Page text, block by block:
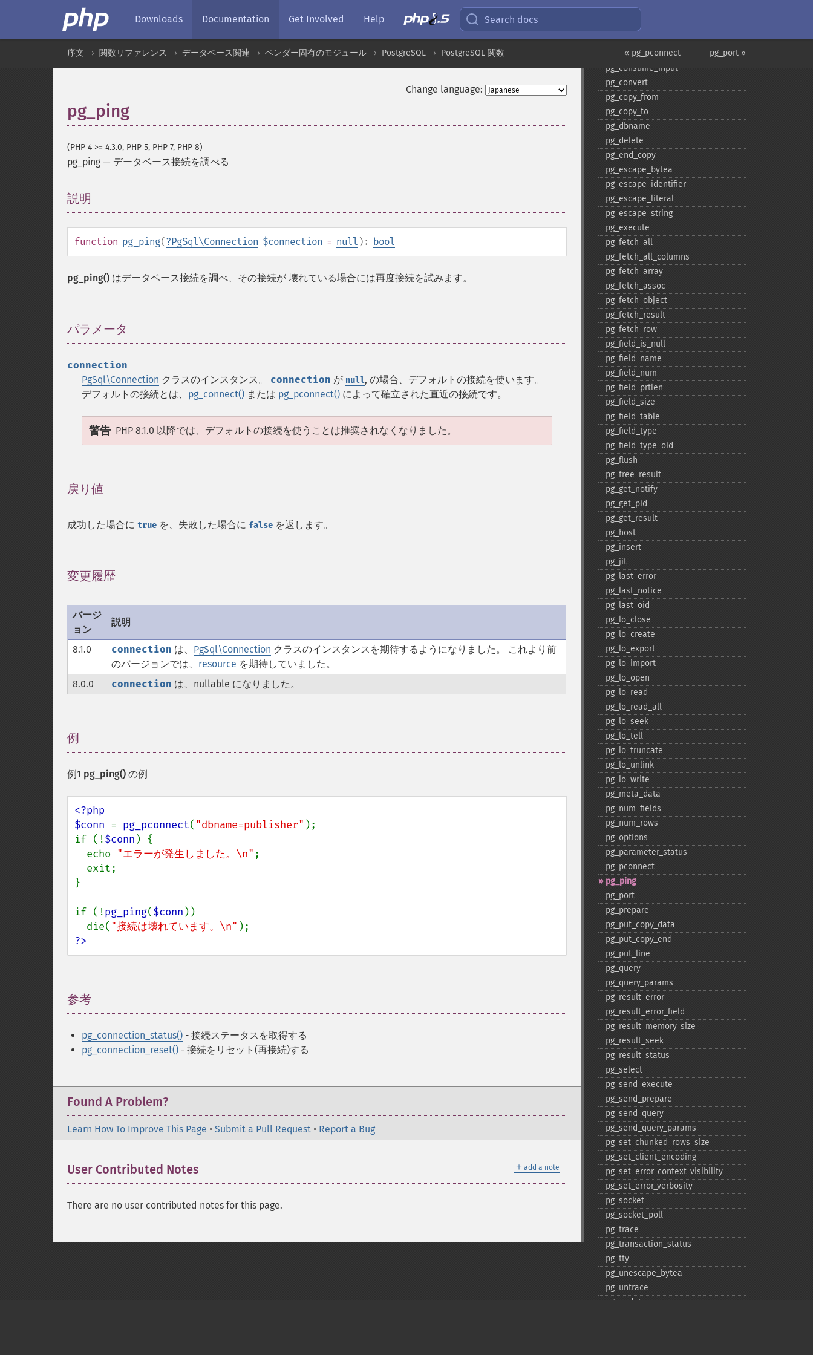
Downloads Documentation Get Involved Help Search docs
pg_port »
« pg_pconnect
序文 関数リファレンス データベース関連 ベンダー固有のモジュール PostgreSQL PostgreSQL 関数
Change language:
pg_ping
(PHP 4 >= 4.3.0, PHP 5, PHP 7, PHP 8)
pg_ping — データベース接続を調べる
説明
function pg_ping(?PgSql\Connection $connection = null ): bool
pg_ping() はデータベース接続を調べ、その接続が 壊れている場合には再度接続を試みます。
パラメータ
connection
PgSql\Connection クラスのインスタンス。 connection が null, の場合、デフォルトの接続を使います。
デフォルトの接続とは、 pg_connect() または pg_pconnect() によって確立された直近の接続です。
警告 PHP 8.1.0 以降では、デフォルトの接続を使うことは推奨されなくなりました。
戻り値
成功した場合に true を、失敗した場合に false を返します。
変更履歴
バージ
ョン
説明
8.1.0 connection は、 PgSql\Connection クラスのインスタンスを期待するようになりました。 これより前
のバージョンでは、 resource を期待していました。
8.0.0
connection は、nullable になりました。
例
例1 pg_ping() の例
<?php
$conn = pg_pconnect( "dbname=publisher" );
if (!$conn ) {
  echo
"エラーが発生しました。\n" ;
}
if (!pg_ping($conn ))
  die(
"接続は壊れています。\n"
?>
参考
pg_connection_status() - 接続ステータスを取得する
pg_connection_reset() - 接続をリセット(再接続)する
Found A Problem?
Learn How To Improve This Page • Submit a Pull Request • Report a Bug
＋ add a note
User Contributed Notes
There are no user contributed notes for this page.
pg_​connect_​poll
pg_​connection_​reset
pg_​connection_​status
pg_​consume_​input
pg_​convert
pg_​copy_​from
pg_​copy_​to
pg_​dbname
pg_​delete
pg_​end_​copy
pg_​escape_​bytea
pg_​escape_​identifier
pg_​escape_​literal
pg_​escape_​string
pg_​execute
pg_​fetch_​all
pg_​fetch_​all_​columns
pg_​fetch_​array
pg_​fetch_​assoc
pg_​fetch_​object
pg_​fetch_​result
pg_​fetch_​row
pg_​field_​is_​null
pg_​field_​name
pg_​field_​num
pg_​field_​prtlen
pg_​field_​size
pg_​field_​table
pg_​field_​type
pg_​field_​type_​oid
pg_​flush
pg_​free_​result
pg_​get_​notify
pg_​get_​pid
pg_​get_​result
pg_​host
pg_​insert
pg_​jit
pg_​last_​error
pg_​last_​notice
pg_​last_​oid
pg_​lo_​close
pg_​lo_​create
pg_​lo_​export
pg_​lo_​import
pg_​lo_​open
pg_​lo_​read
pg_​lo_​read_​all
pg_​lo_​seek
pg_​lo_​tell
pg_​lo_​truncate
pg_​lo_​unlink
pg_​lo_​write
pg_​meta_​data
pg_​num_​fields
pg_​num_​rows
pg_​options
pg_​parameter_​status
pg_​pconnect
pg_​ping
pg_​port
pg_​prepare
pg_​put_​copy_​data
pg_​put_​copy_​end
pg_​put_​line
pg_​query
pg_​query_​params
pg_​result_​error
pg_​result_​error_​field
pg_​result_​memory_​size
pg_​result_​seek
pg_​result_​status
pg_​select
pg_​send_​execute
pg_​send_​prepare
pg_​send_​query
pg_​send_​query_​params
pg_​set_​chunked_​rows_​size
pg_​set_​client_​encoding
pg_​set_​error_​context_​visibility
pg_​set_​error_​verbosity
pg_​socket
pg_​socket_​poll
pg_​trace
pg_​transaction_​status
pg_​tty
pg_​unescape_​bytea
pg_​untrace
pg_​update